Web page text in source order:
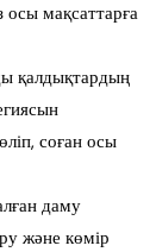
осы мақсаттарға
қалдықтардың
соған осы
даму
және көмір